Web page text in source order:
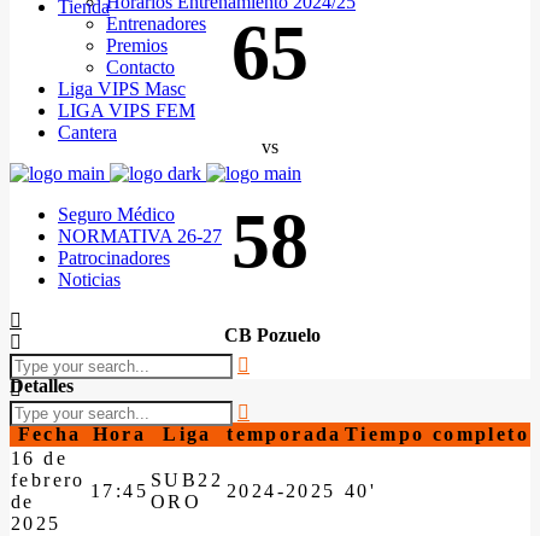
Entrenadores
Premios
Contacto
Liga VIPS Masc
LIGA VIPS FEM
Cantera
Seguro Médico
NORMATIVA 26-27
Patrocinadores
Noticias
Tienda
65
vs
58
CB Pozuelo
Detalles
Fecha Hora Liga temporada Tiempo completo
16 de
febrero
de
2025
17:45
SUB22
ORO
2024-2025 40'